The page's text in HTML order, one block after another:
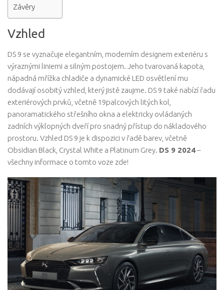
Závěry
Vzhled
DS 9 se vyznačuje elegantním, moderním designem exteriéru s
výraznými liniemi a silným postojem. Jeho tvarovaná kapota,
nápadná mřížka chladiče a dynamické LED osvětlení mu
dodávají osobitý vzhled, který jistě zaujme. DS 9 také nabízí řadu
exteriérových prvků, včetně 19palcových litých kol,
panoramatického střešního okna a elektricky ovládaných
zadních výklopných dveří pro snadný přístup do nákladového
prostoru. Vzhled DS 9 je k dispozici v řadě barev, včetně
Obsidian Black, Crystal White a Platinum Grey. DS 9 2024–
všechny informace o tomto voze zde!